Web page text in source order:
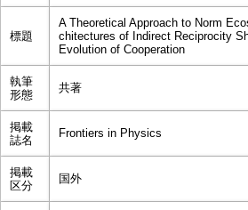
標題
A Theoretical Approach to Norm
chitectures of Indirect Reciprocity
Evolution of Cooperation
執筆
形態
共著
掲載
誌名
Frontiers in Physics
掲載
区分
国外